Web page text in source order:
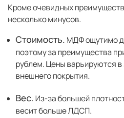
Кроме очевидных
несколько минусов.
Стоимость. МДФ ощутимо
поэтому за преимущества
рублем. Цены варьируются в
внешнего покрытия.
Вес. Из-за большей
весит больше ЛДСП.